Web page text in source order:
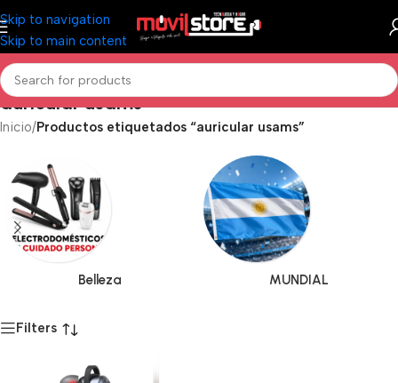
Skip to navigation
Skip to main content
auricular usams
Inicio/Productos etiquetados “auricular usams”
Belleza MUNDIAL
Filters